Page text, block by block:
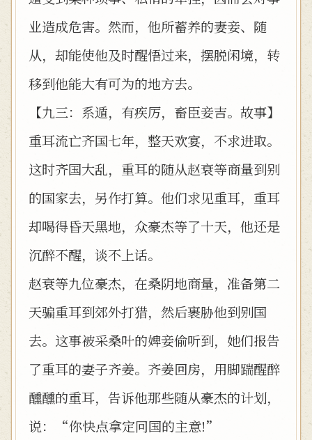
业造成危害。然而，他所蓄养的妻妾、随
从，却能使他及时醒悟过来，摆脱闲境，转
移到他能大有可为的地方去。
【九三：系遁，有疾厉，畜臣妾吉。故事】
重耳流亡齐国七年，整天欢宴，不求进取。
这时齐国大乱，重耳的随从赵衰等商量到别
的国家去，另作打算。他们求见重耳，重耳
却喝得昏天黑地，众豪杰等了十天，他还是
沉醉不醒，谈不上话。
赵衰等九位豪杰，在桑阴地商量，准备第二
天骗重耳到郊外打猎，然后裹胁他到别国
去。这事被采桑叶的婢妾偷听到，她们报告
了重耳的妻子齐姜。齐姜回房，用脚踹醒醉
醺醺的重耳，告诉他那些随从豪杰的计划，
说：“你快点拿定冋国的主意!”